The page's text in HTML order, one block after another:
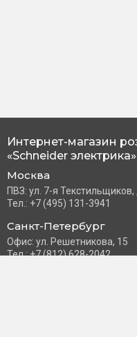
Интернет-магазин
«Schneider электрика»
Москва
ПВЗ: ул. 7-я
Тел.: +7 (495) 131-3941
Санкт-Петербург
Офис: ул. Решетникова, 15
Тел.: +7 (812) 628-2042